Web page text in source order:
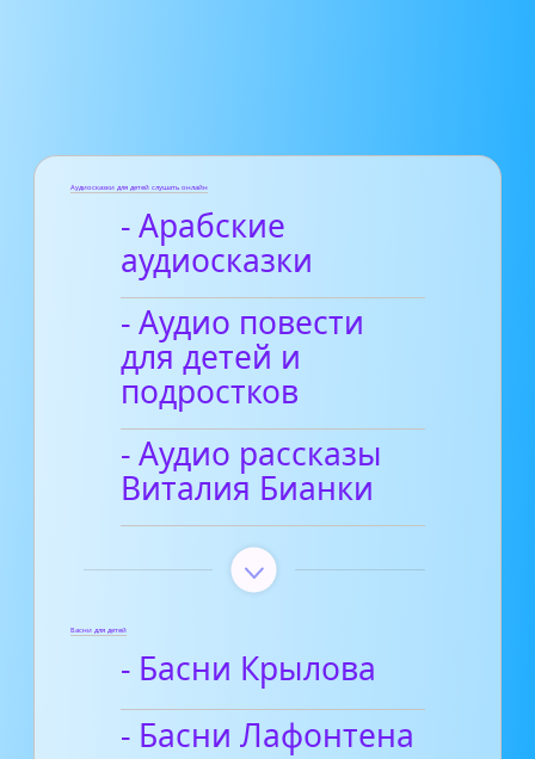
Аудиосказки для детей слушать онлайн
- Арабские
аудиосказки
- Аудио повести
для детей и
подростков
- Аудио рассказы
Виталия Бианки
Басни для детей
- Басни Крылова
- Басни Лафонтена